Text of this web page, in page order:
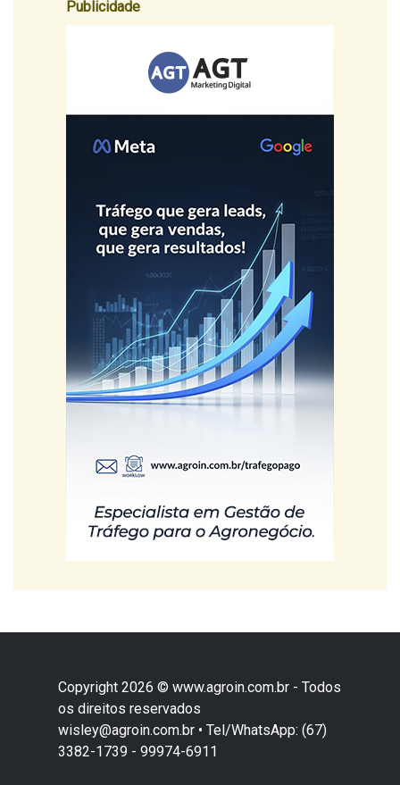
Publicidade
Copyright 2026 © www.agroin.com.br - Todos
os direitos reservados
wisley@agroin.com.br • Tel/WhatsApp: (67)
3382-1739 - 99974-6911